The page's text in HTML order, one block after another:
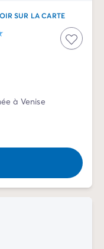
SUR LA CARTE
à Venise